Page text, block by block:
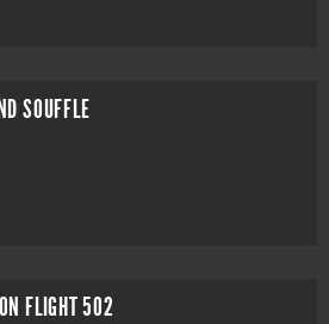
SOUFFLE
FLIGHT 502